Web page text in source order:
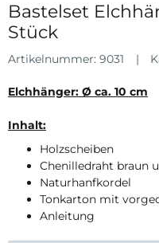
Bastelset
Stück
Artikelnummer: 9031
Elchhänger: Ø ca. 10 cm
Inhalt:
Holzscheiben
Chenilledraht braun
Naturhanfkordel
Tonkarton mit
Anleitung